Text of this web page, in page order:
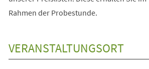
Rahmen der Probestunde.
VERANSTALTUNGSORT